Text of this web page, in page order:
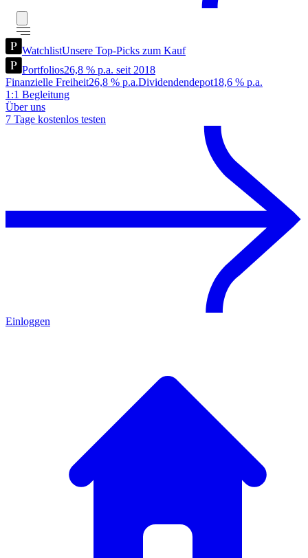
WatchlistUnsere Top-Picks zum Kauf
Portfolios26,8 % p.a. seit 2018
Finanzielle Freiheit26,8 % p.a.Dividendendepot18,6 % p.a.
1:1 Begleitung
Über uns
7 Tage kostenlos testen
Einloggen